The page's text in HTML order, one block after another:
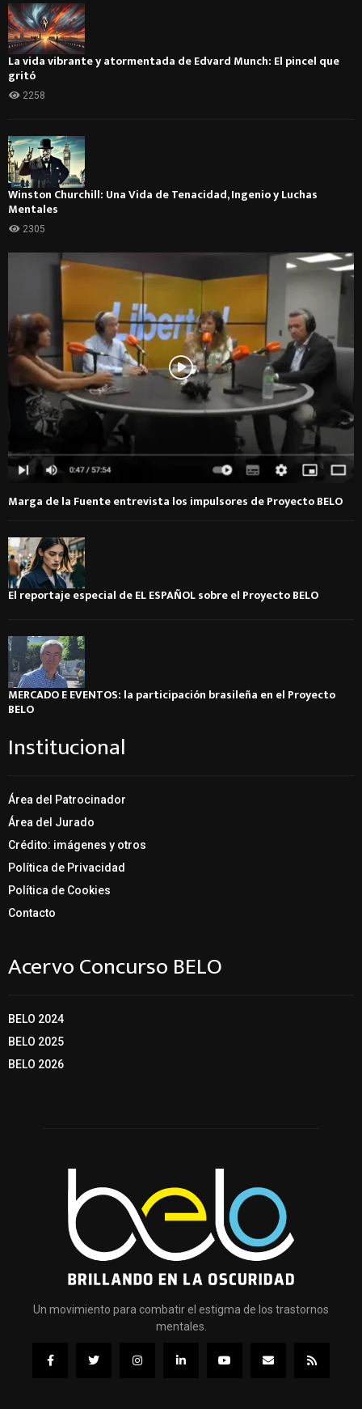
La vida vibrante y atormentada de Edvard Munch: El pincel que
gritó
2258
Winston Churchill: Una Vida de Tenacidad, Ingenio y Luchas
Mentales
2305
Marga de la Fuente entrevista los impulsores de Proyecto BELO
El reportaje especial de EL ESPAÑOL sobre el Proyecto BELO
MERCADO E EVENTOS: la participación brasileña en el Proyecto
BELO
Institucional
Área del Patrocinador
Área del Jurado
Crédito: imágenes y otros
Política de Privacidad
Política de Cookies
Contacto
Acervo Concurso BELO
BELO 2024
BELO 2025
BELO 2026
Un movimiento para combatir el estigma de los trastornos
mentales.